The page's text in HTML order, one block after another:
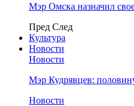
Мэр Омска назначил
Пред След
Культура
Новости
Новости
Мэр Кудрявцев:
Новости